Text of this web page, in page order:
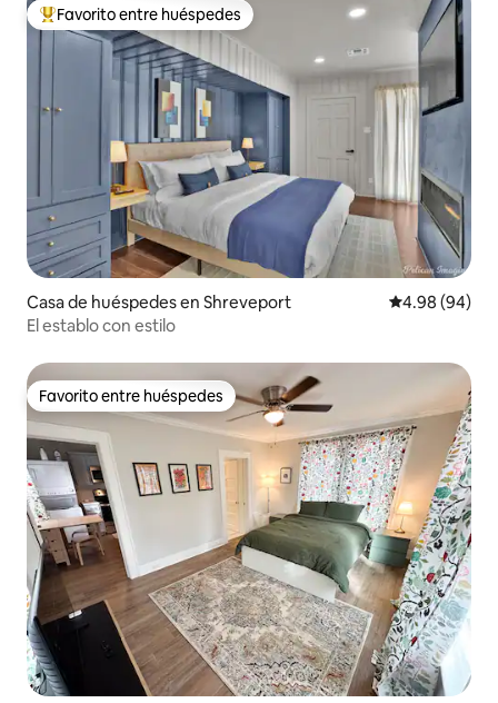
Favorito entre huéspedes preferido
Favorito entre huéspedes
Casa de huéspedes en Shreveport Calificación
4.98 (94)
El establo con estilo
Favorito entre huéspedes
Favorito entre huéspedes